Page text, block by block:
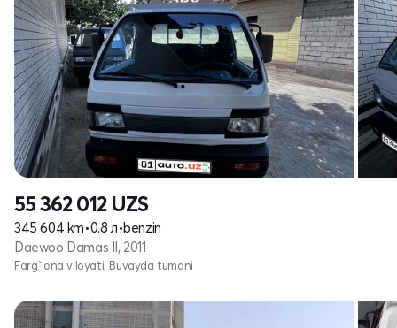
55 362 012 UZS
345 604 km•0.8 л•benzin
Daewoo Damas II, 2011
Farg`ona viloyati, Buvayda tumani